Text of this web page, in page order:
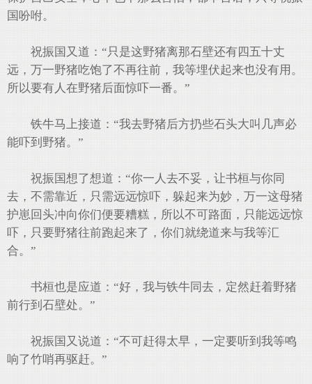
国吩咐。
祝振国又道：“只是这野猪离那石壁还有四五十丈
远，万一野猪吃饱了不再往前，我等埋伏起来也没有用。
所以要有人在野猪后面惊吓一番。”
铁牛马上接道：“我去野猪后方扔些石头大叫几声必
能吓到野猪。”
祝振国想了想道：“你一人去不妥，让书桓与你同
去，不需靠近，只需远远惊吓，躲起来为妙，万一这母猪
护崽回头冲向你们便要糟糕，所以不可路面，只能远远惊
吓，只要野猪往前跑起来了，你们就绕道来与我等汇
合。”
书桓也是应道：“好，我与铁牛同去，定然赶着野猪
前行到石壁处。”
祝振国又说道：“不可赶得太早，一定要听到我等鸣
响了竹哨再驱赶。”